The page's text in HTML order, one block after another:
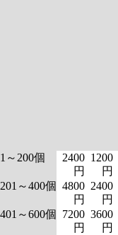
1～200個
2400
円
1200
円
201～400個 4800
円
2400
円
401～600個 7200
円
3600
円